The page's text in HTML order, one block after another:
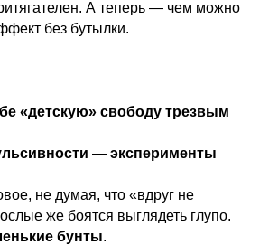
А теперь — чем можно
без бутылки.
«детскую» свободу трезвым
— эксперименты
не думая, что «вдруг не
же боятся выглядеть глупо.
бунты.